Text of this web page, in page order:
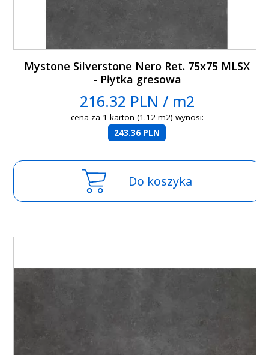
Mystone Silverstone Nero Ret. 75x75 MLSX
- Płytka gresowa
216.32 PLN / m2
cena za 1 karton (1.12 m2) wynosi:
243.36 PLN
Do koszyka